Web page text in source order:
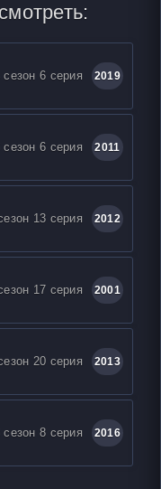
сезон 6 серия 2019
сезон 6 серия 2011
13 серия 2012
17 серия 2001
20 серия 2013
сезон 8 серия 2016